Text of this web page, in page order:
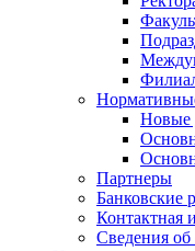
Новые
Партнеры
Банковские
Контактная
Сведения об